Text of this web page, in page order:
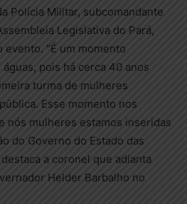
Polícia Militar, subcomandante
Legislativa do Pará,
“É um momento
pois há cerca 40 anos
turma de mulheres
Esse momento nos
nós mulheres estamos inseridas
do Governo do Estado das
a coronel que adianta
Helder Barbalho no